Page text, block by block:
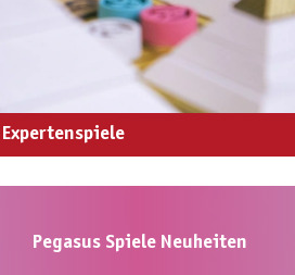
Pegasus Spiele Neuheiten